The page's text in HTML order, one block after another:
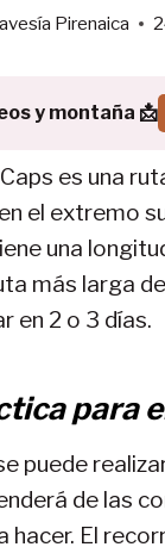
Pirenaica
y montaña 📩
es una
el extremo
una
más larga
en 2 o 3 días.
para
puede
de las
hacer. El